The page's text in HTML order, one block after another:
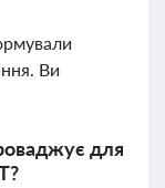
Ви
для